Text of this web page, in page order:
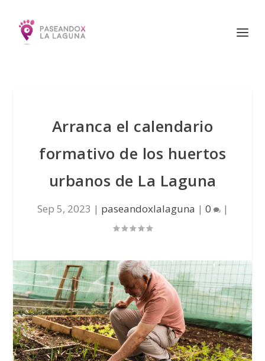
Arranca el calendario
formativo de los huertos
urbanos de La Laguna
Sep 5, 2023 | paseandoxlalaguna | 0 |